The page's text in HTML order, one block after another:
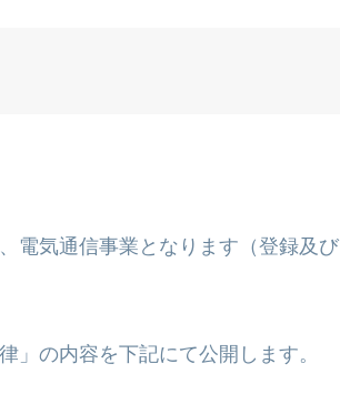
電気通信事業となります（登録及び
」の内容を下記にて公開します。